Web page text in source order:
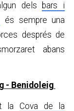
dels bars i
és sempre una
després de
abans
- Benidoleig
la Cova de la